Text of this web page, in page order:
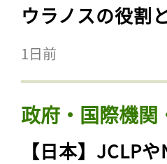
ウラノスの役割
1日前
政府・国際機関
【日本】JCLP